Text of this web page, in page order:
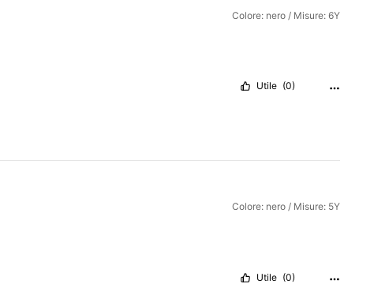
Colore: nero / Misure: 6Y
Utile (0)
Colore: nero / Misure: 5Y
Utile (0)